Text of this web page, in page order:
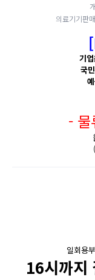
의료기기판
기
국
- 물
일회용
16시까지